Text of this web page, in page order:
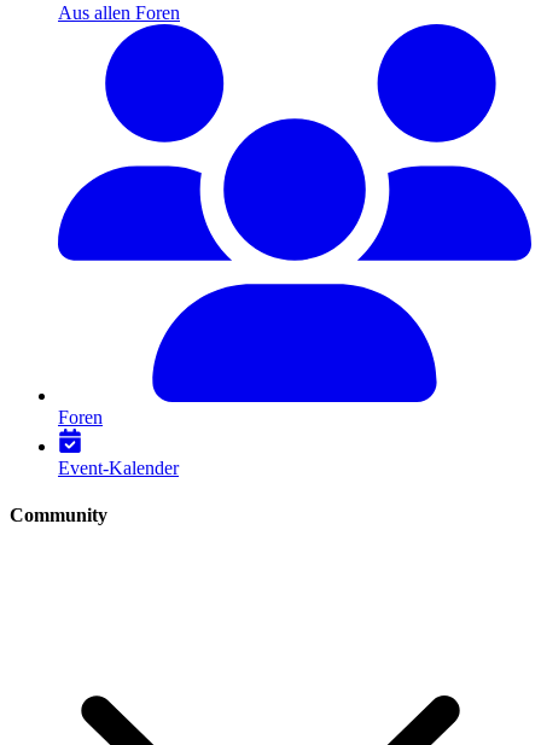
Aus allen Foren
Foren
Event-Kalender
Community